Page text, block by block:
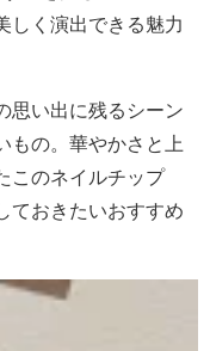
しく演出できる魅力
思い出に残るシーン
もの。華やかさと上
このネイルチップ
ておきたいおすすめ